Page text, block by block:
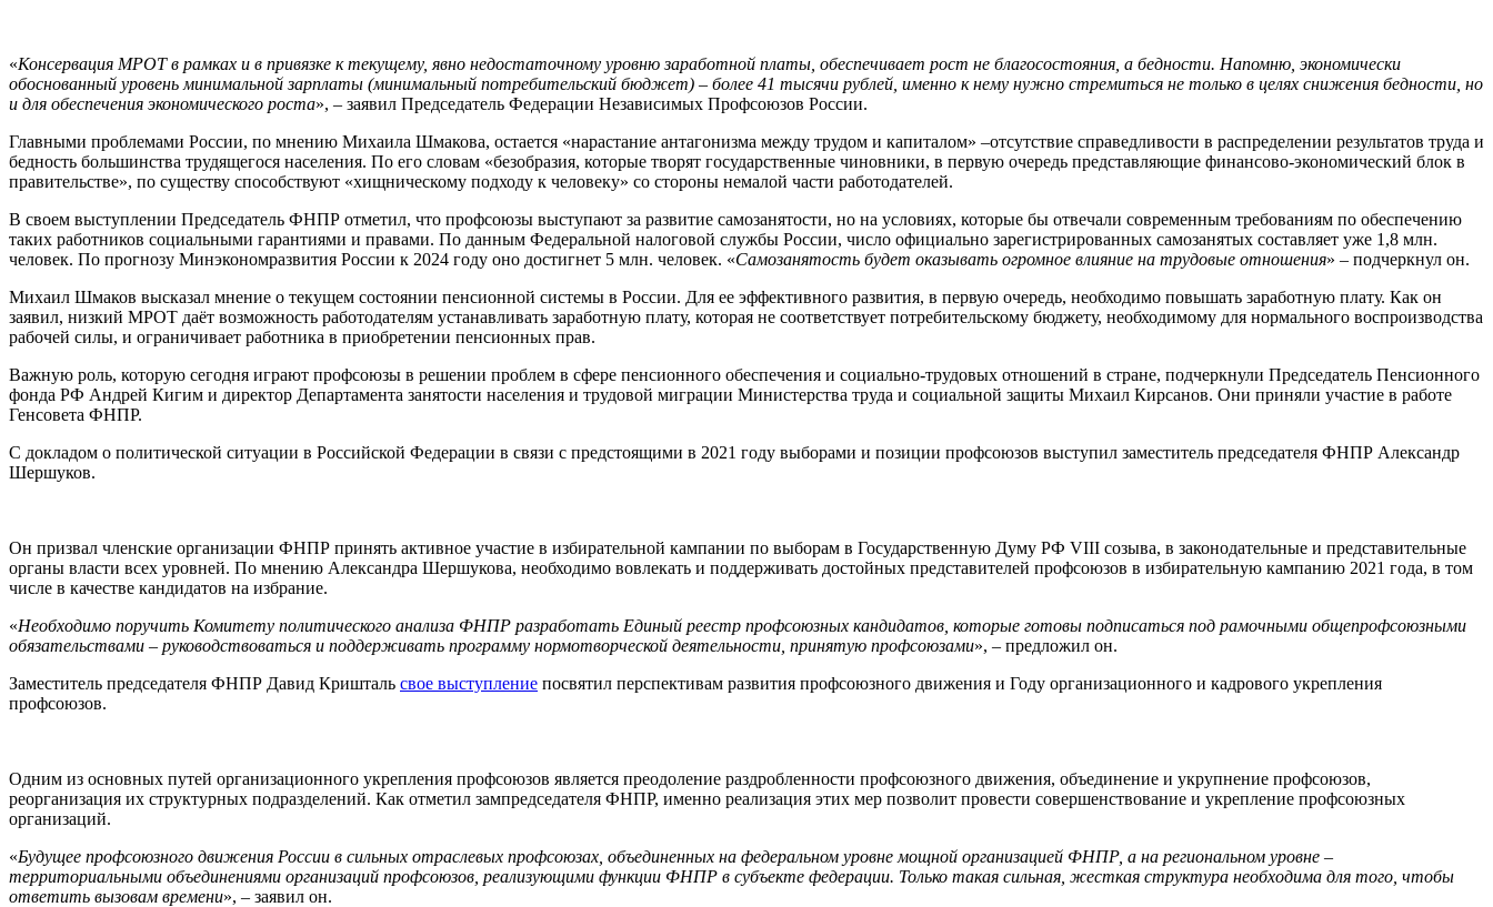
«Консервация МРОТ в рамках и в привязке к текущему, явно недостаточному уровню заработной платы, обеспечивает рост не благосостояния, а бедности. Напомню, экономически
обоснованный уровень минимальной зарплаты (минимальный потребительский бюджет) – более 41 тысячи рублей, именно к нему нужно стремиться не только в целях снижения бедности, но
и для обеспечения экономического роста», – заявил Председатель Федерации Независимых Профсоюзов России.
Главными проблемами России, по мнению Михаила Шмакова, остается «нарастание антагонизма между трудом и капиталом» –отсутствие справедливости в распределении результатов труда и
бедность большинства трудящегося населения. По его словам «безобразия, которые творят государственные чиновники, в первую очередь представляющие финансово-экономический блок в
правительстве», по существу способствуют «хищническому подходу к человеку» со стороны немалой части работодателей.
В своем выступлении Председатель ФНПР отметил, что профсоюзы выступают за развитие самозанятости, но на условиях, которые бы отвечали современным требованиям по обеспечению
таких работников социальными гарантиями и правами. По данным Федеральной налоговой службы России, число официально зарегистрированных самозанятых составляет уже 1,8 млн.
человек. По прогнозу Минэкономразвития России к 2024 году оно достигнет 5 млн. человек. «Самозанятость будет оказывать огромное влияние на трудовые отношения» – подчеркнул он.
Михаил Шмаков высказал мнение о текущем состоянии пенсионной системы в России. Для ее эффективного развития, в первую очередь, необходимо повышать заработную плату. Как он
заявил, низкий МРОТ даёт возможность работодателям устанавливать заработную плату, которая не соответствует потребительскому бюджету, необходимому для нормального воспроизводства
рабочей силы, и ограничивает работника в приобретении пенсионных прав.
Важную роль, которую сегодня играют профсоюзы в решении проблем в сфере пенсионного обеспечения и социально-трудовых отношений в стране, подчеркнули Председатель Пенсионного
фонда РФ Андрей Кигим и директор Департамента занятости населения и трудовой миграции Министерства труда и социальной защиты Михаил Кирсанов. Они приняли участие в работе
Генсовета ФНПР.
С докладом о политической ситуации в Российской Федерации в связи с предстоящими в 2021 году выборами и позиции профсоюзов выступил заместитель председателя ФНПР Александр
Шершуков.
Он призвал членские организации ФНПР принять активное участие в избирательной кампании по выборам в Государственную Думу РФ VIII созыва, в законодательные и представительные
органы власти всех уровней. По мнению Александра Шершукова, необходимо вовлекать и поддерживать достойных представителей профсоюзов в избирательную кампанию 2021 года, в том
числе в качестве кандидатов на избрание.
«Необходимо поручить Комитету политического анализа ФНПР разработать Единый реестр профсоюзных кандидатов, которые готовы подписаться под рамочными общепрофсоюзными
обязательствами – руководствоваться и поддерживать программу нормотворческой деятельности, принятую профсоюзами», – предложил он.
Заместитель председателя ФНПР Давид Кришталь свое выступление посвятил перспективам развития профсоюзного движения и Году организационного и кадрового укрепления
профсоюзов.
Одним из основных путей организационного укрепления профсоюзов является преодоление раздробленности профсоюзного движения, объединение и укрупнение профсоюзов,
реорганизация их структурных подразделений. Как отметил зампредседателя ФНПР, именно реализация этих мер позволит провести совершенствование и укрепление профсоюзных
организаций.
«Будущее профсоюзного движения России в сильных отраслевых профсоюзах, объединенных на федеральном уровне мощной организацией ФНПР, а на региональном уровне –
территориальными объединениями организаций профсоюзов, реализующими функции ФНПР в субъекте федерации. Только такая сильная, жесткая структура необходима для того, чтобы
ответить вызовам времени», – заявил он.